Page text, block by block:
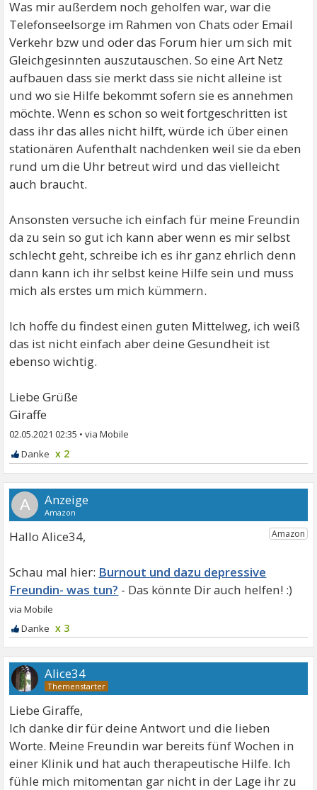
Was mir außerdem noch geholfen war, war die
Telefonseelsorge im Rahmen von Chats oder Email
Verkehr bzw und oder das Forum hier um sich mit
Gleichgesinnten auszutauschen. So eine Art Netz
aufbauen dass sie merkt dass sie nicht alleine ist
und wo sie Hilfe bekommt sofern sie es annehmen
möchte. Wenn es schon so weit fortgeschritten ist
dass ihr das alles nicht hilft, würde ich über einen
stationären Aufenthalt nachdenken weil sie da eben
rund um die Uhr betreut wird und das vielleicht
auch braucht.
Ansonsten versuche ich einfach für meine Freundin
da zu sein so gut ich kann aber wenn es mir selbst
schlecht geht, schreibe ich es ihr ganz ehrlich denn
dann kann ich ihr selbst keine Hilfe sein und muss
mich als erstes um mich kümmern.
Ich hoffe du findest einen guten Mittelweg, ich weiß
das ist nicht einfach aber deine Gesundheit ist
ebenso wichtig.
Liebe Grüße
Giraffe
02.05.2021 02:35 •
x 2
A
Hallo Alice34,
Burnout und dazu depressive
Freundin- was tun?
x 3
Alice34
Liebe Giraffe,
Ich danke dir für deine Antwort und die lieben
Worte. Meine Freundin war bereits fünf Wochen in
einer Klinik und hat auch therapeutische Hilfe. Ich
fühle mich mitomentan gar nicht in der Lage ihr zu